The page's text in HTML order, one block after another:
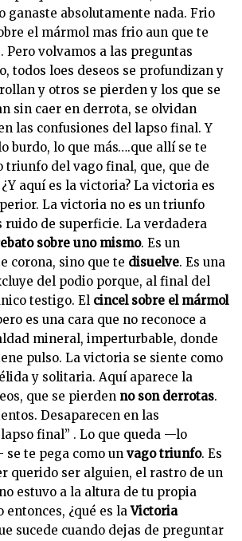
ganaste absolutamente nada. Frio
el mármol mas frio aun que te
Pero volvamos a las preguntas
todos loes deseos se profundizan y
y otros se pierden y los que se
sin caer en derrota, se olvidan
las confusiones del lapso final. Y
burdo, lo que más….que allí se te
triunfo del vago final, que, que de
aquí es la victoria? La victoria es
La victoria no es un triunfo
ruido de superficie. La verdadera
sobre uno mismo. Es un
corona, sino que te disuelve. Es una
del podio porque, al final del
testigo. El cincel sobre el mármol
es una cara que no reconoce a
mineral, imperturbable, donde
pulso. La victoria se siente como
y solitaria. Aquí aparece la
que se pierden no son derrotas.
Desaparecen en las
final” . Lo que queda —lo
te pega como un vago triunfo. Es
querido ser alguien, el rastro de un
estuvo a la altura de tu propia
entonces, ¿qué es laVictoria
sucede cuando dejas de preguntar